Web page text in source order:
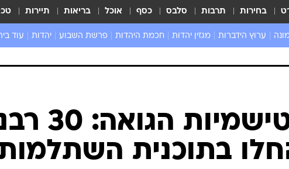
בחירות תרבות סלבס כסף אוכל בריאות תיירות
ערוץ הידברות מגזין יהדות חכמת היהדות פרשת השבוע יהדות עוד
בצל האנטישמיות
בתוכנית